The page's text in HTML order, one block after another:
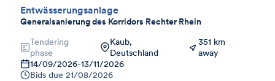
Entwässerungsanlage
Generalsanierung des Korridors Rechter Rhein
Tendering
phase
Kaub,
Deutschland
351 km
away
14/09/2026-13/11/2026
Bids due 21/08/2026